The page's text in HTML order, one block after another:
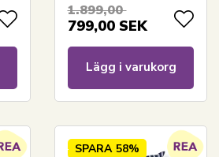
1.899,00
799,00 SEK
Lägg i varukorg
SPARA 58%